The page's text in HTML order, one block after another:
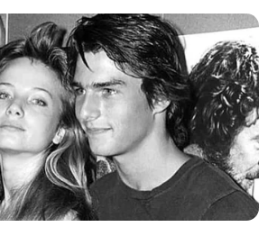
Various Artists -
28 lutego 2017 Artykuły